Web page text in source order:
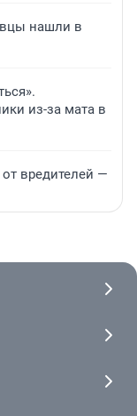
нашли в
из-за мата в
вредителей —